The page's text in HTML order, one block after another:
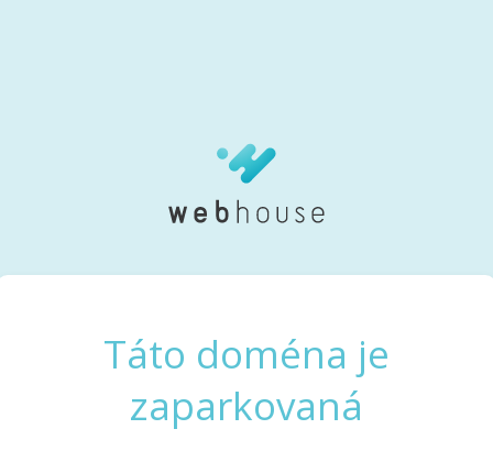
Táto doména je
zaparkovaná